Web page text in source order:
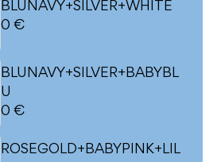
BLUNAVY+SILVER+WHITE
0 €
BLUNAVY+SILVER+BABYBL
U
0 €
ROSEGOLD+BABYPINK+LIL